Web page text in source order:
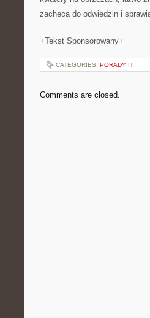
zachęca do odwiedzin i
+Tekst Sponsorowany+
CATEGORIES: PORADY IT
Comments are closed.